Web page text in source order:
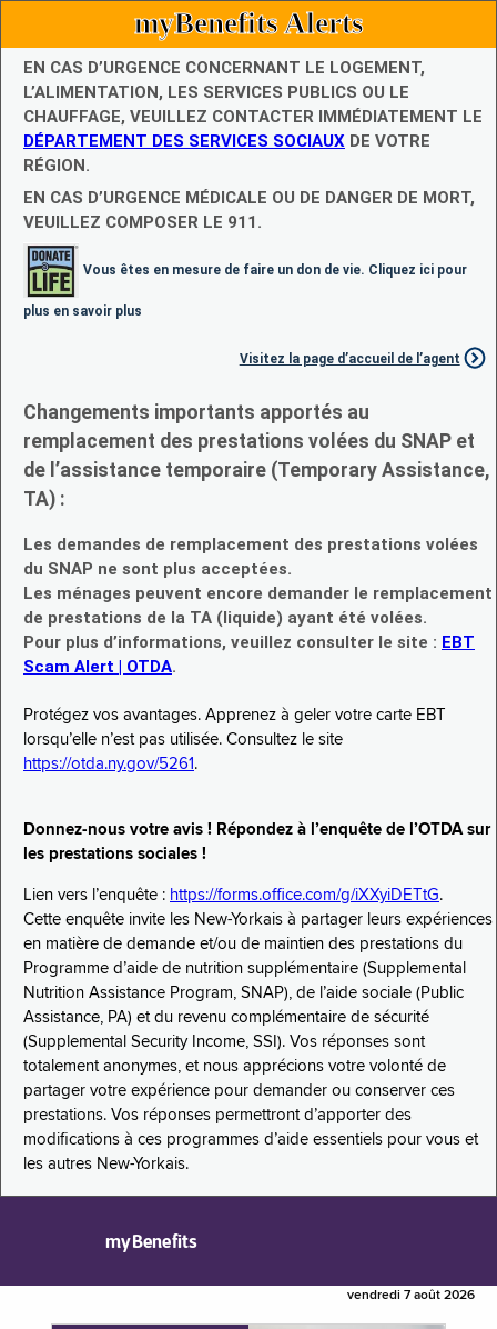
myBenefits Alerts
EN CAS D’URGENCE CONCERNANT LE LOGEMENT,
L’ALIMENTATION, LES SERVICES PUBLICS OU LE
CHAUFFAGE, VEUILLEZ CONTACTER IMMÉDIATEMENT LE
DÉPARTEMENT DES SERVICES SOCIAUX DE VOTRE
RÉGION.
EN CAS D’URGENCE MÉDICALE OU DE DANGER DE MORT,
VEUILLEZ COMPOSER LE 911.
Vous êtes en mesure de faire un don de vie. Cliquez ici pour
plus en savoir plus
Visitez la page d’accueil de l’agent
Changements importants apportés au
remplacement des prestations volées du SNAP et
de l’assistance temporaire (Temporary Assistance,
TA) :
Les demandes de remplacement des prestations volées
du SNAP ne sont plus acceptées.
Les ménages peuvent encore demander le remplacement
de prestations de la TA (liquide) ayant été volées.
Pour plus d’informations, veuillez consulter le site : EBT
Scam Alert | OTDA.
Protégez vos avantages. Apprenez à geler votre carte EBT
lorsqu’elle n’est pas utilisée. Consultez le site
https://otda.ny.gov/5261 .
Donnez-nous votre avis ! Répondez à l’enquête de l’OTDA sur
les prestations sociales !
Lien vers l’enquête : https://forms.office.com/g/iXXyiDETtG.
Cette enquête invite les New-Yorkais à partager leurs expériences
en matière de demande et/ou de maintien des prestations du
Programme d’aide de nutrition supplémentaire (Supplemental
Nutrition Assistance Program, SNAP), de l’aide sociale (Public
Assistance, PA) et du revenu complémentaire de sécurité
(Supplemental Security Income, SSI). Vos réponses sont
totalement anonymes, et nous apprécions votre volonté de
partager votre expérience pour demander ou conserver ces
prestations. Vos réponses permettront d’apporter des
modifications à ces programmes d’aide essentiels pour vous et
les autres New-Yorkais.
myBenefits
vendredi 7 août 2026